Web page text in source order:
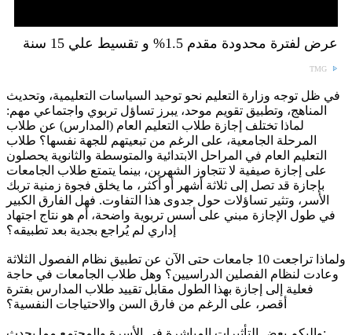
عرض لفترة محدودة مقدم 1.5% و تقسيط علي 15 سنة
TMG
في ظل توجه وزارة التعليم نحو توحيد السياسات التعليمية، وتحديث
المناهج، وتطبيق تقويم موحد، يبرز تساؤل تربوي واجتماعي مهم:
لماذا تختلف إجازة طلاب التعليم العام (المدارس) عن طلاب
المرحلة الجامعية، على الرغم من تبعيتهم للجهة نفسها؟ طلاب
التعليم العام في المراحل الابتدائية والمتوسطة والثانوية يحصلون
على إجازة صيفية لا تتجاوز الشهرين، بينما يتمتع طلاب الجامعات
بإجازة قد تصل إلى ثلاثة أشهر أو أكثر، ما يخلق فجوة زمنية تربك
الأسر، وتثير تساؤلات حول جدوى هذا التفاوت. فهل الفارق الكبير
في طول الإجازة مبني على أسس تربوية واضحة، أم هو نتاج اجتهاد
إداري لم يُراجع بجدية بعد تطبيقه؟
ولماذا تراجعت 10 جامعات حتى الآن عن تطبيق نظام الفصول الثلاثة
وعادت لنظام الفصلين الدراسيين؟ وهل طلاب الجامعات في حاجة
فعلية إلى إجازة بهذا الطول مقابل تقييد طلاب المدارس بفترة
أقصر، على الرغم من فارق السن والاحتياجات النفسية؟